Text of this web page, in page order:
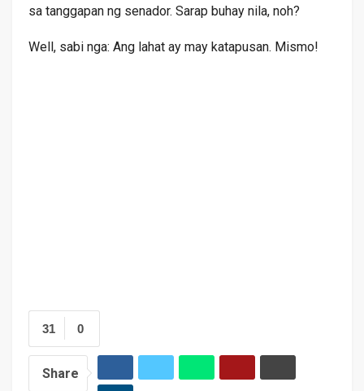
sa tanggapan ng senador. Sarap buhay nila, noh?
Well, sabi nga: Ang lahat ay may katapusan. Mismo!
0
31
Share